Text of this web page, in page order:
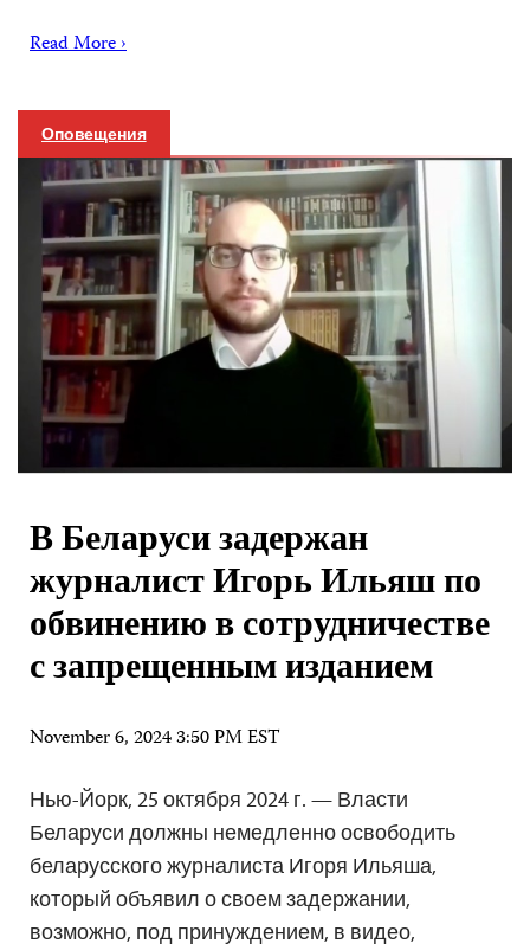
Read More ›
Оповещения
В Беларуси задержан
журналист Игорь Ильяш по
обвинению в сотрудничестве
с запрещенным изданием
November 6, 2024 3:50 PM EST
Нью-Йорк, 25 октября 2024 г. — Власти
Беларуси должны немедленно освободить
беларусского журналиста Игоря Ильяша,
который объявил о своем задержании,
возможно, под принуждением, в видео,